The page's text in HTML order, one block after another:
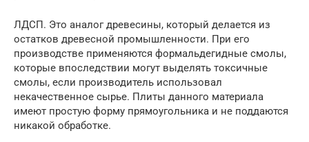
ЛДСП. Это аналог древесины, который делается из
остатков древесной промышленности. При его
производстве применяются формальдегидные смолы,
которые впоследствии могут выделять токсичные
смолы, если производитель использовал
некачественное сырье. Плиты данного материала
имеют простую форму прямоугольника и не поддаются
никакой обработке.